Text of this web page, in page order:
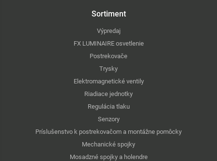
Sortiment
Výpredaj
FX LUMINAIRE osvetlenie
Postrekovače
Trysky
Elektromagnetické ventily
Riadiace jednotky
Regulácia tlaku
Senzory
Príslušenstvo k postrekovačom a montážne pomôcky
Mechanické spojky
Mosadzné spojky a holendre